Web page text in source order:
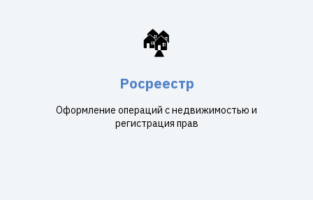
🏘️
Росреестр
Оформление операций с недвижимостью и
регистрация прав